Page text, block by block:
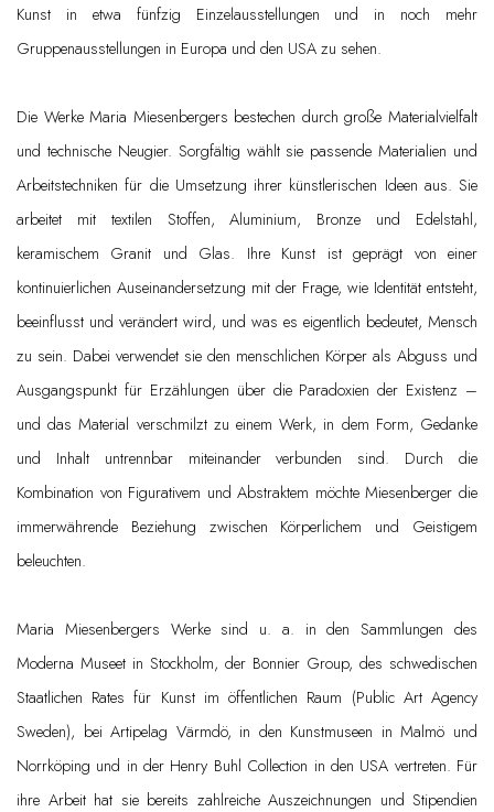
Kunst in etwa fünfzig Einzelausstellungen und in noch mehr
Gruppenausstellungen in Europa und den USA zu sehen.
Die Werke Maria Miesenbergers bestechen durch große Materialvielfalt
und technische Neugier. Sorgfältig wählt sie passende Materialien und
Arbeitstechniken für die Umsetzung ihrer künstlerischen Ideen aus. Sie
arbeitet mit textilen Stoffen, Aluminium, Bronze und Edelstahl,
keramischem Granit und Glas. Ihre Kunst ist geprägt von einer
kontinuierlichen Auseinandersetzung mit der Frage, wie Identität entsteht,
beeinflusst und verändert wird, und was es eigentlich bedeutet, Mensch
zu sein. Dabei verwendet sie den menschlichen Körper als Abguss und
Ausgangspunkt für Erzählungen über die Paradoxien der Existenz –
und das Material verschmilzt zu einem Werk, in dem Form, Gedanke
und Inhalt untrennbar miteinander verbunden sind. Durch die
Kombination von Figurativem und Abstraktem möchte Miesenberger die
immerwährende Beziehung zwischen Körperlichem und Geistigem
beleuchten.
Maria Miesenbergers Werke sind u. a. in den Sammlungen des
Moderna Museet in Stockholm, der Bonnier Group, des schwedischen
Staatlichen Rates für Kunst im öffentlichen Raum (Public Art Agency
Sweden), bei Artipelag Värmdö, in den Kunstmuseen in Malmö und
Norrköping und in der Henry Buhl Collection in den USA vertreten. Für
ihre Arbeit hat sie bereits zahlreiche Auszeichnungen und Stipendien